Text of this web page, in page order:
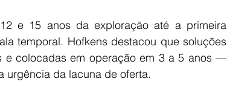
e 15 anos da exploração até a primeira
temporal. Hofkens destacou que soluções
e colocadas em operação em 3 a 5 anos —
urgência da lacuna de oferta.